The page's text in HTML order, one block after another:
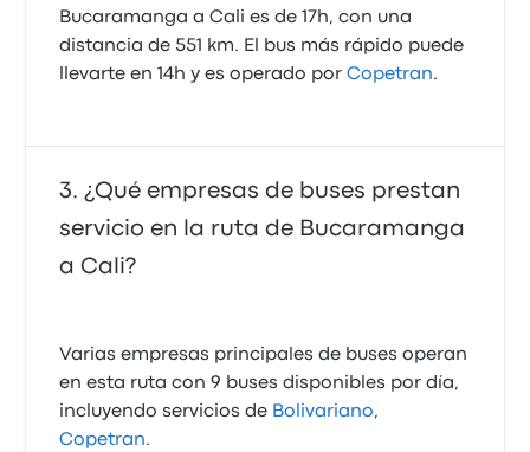
Bucaramanga a Cali es de 17h, con una
distancia de 551 km. El bus más rápido puede
llevarte en 14h y es operado porCopetran.
¿Qué empresas de buses prestan
servicio en la ruta de Bucaramanga
a Cali?
Varias empresas principales de buses operan
en esta ruta con 9 buses disponibles por día,
incluyendo servicios de Bolivariano,
Copetran.